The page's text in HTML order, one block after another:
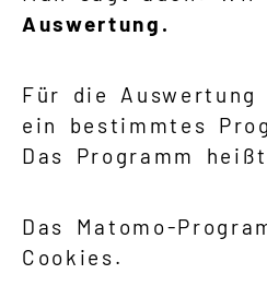
Auswertung.
Für die Auswertung
ein bestimmtes
Das Programm heißt
Das Matomo-
Cookies.